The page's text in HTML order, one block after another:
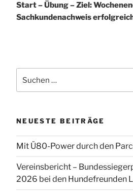
Start – Übung – Ziel:
Sachkundenachweis
nach:
NEUESTE BEITRÄGE
Mit Ü80-Power durch den
Vereinsbericht –
2026 bei den Hundefreunden